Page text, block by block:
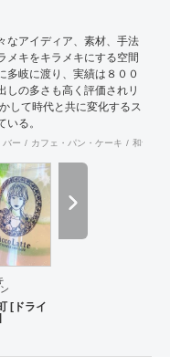
なアイディア、素材、手法
メキをキラメキにする空間
多岐に渡り、実績は８００
しの多さも高く評価されリ
して時代と共に変化するス
る。
バー カフェ・パン・ケーキ 和食・
[ドライ